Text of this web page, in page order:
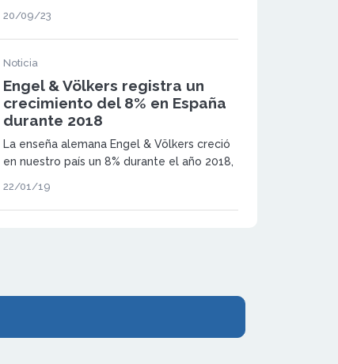
conseguir el liderazgo del mercado
inmobiliario.
20/09/23
Noticia
Engel & Völkers registra un
crecimiento del 8% en España
durante 2018
La enseña alemana Engel & Völkers creció
en nuestro país un 8% durante el año 2018,
22/01/19